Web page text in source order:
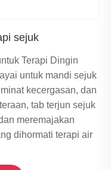
sejuk
Terapi Dingin
untuk mandi sejuk
kecergasan, dan
tab terjun sejuk
meremajakan
dihormati terapi air